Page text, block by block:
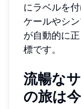
にラベルを
ケールやシ
が自動的に
標です。
流暢な
の旅は